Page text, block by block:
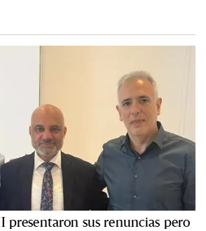
presentaron sus renuncias pero